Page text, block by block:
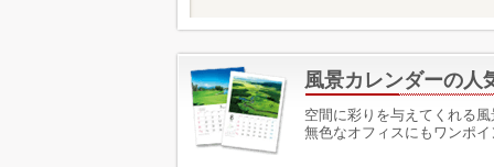
風景カレンダーの人
空間に彩りを与えてくれる
無色なオフィスにもワンポ